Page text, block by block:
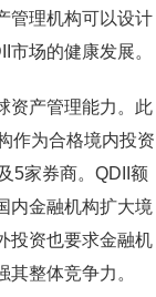
管理机构可以设计
场的健康发展。
产管理能力。此
作为合格境内投资
5家券商。QDII额
内金融机构扩大境
投资也要求金融机
整体竞争力。